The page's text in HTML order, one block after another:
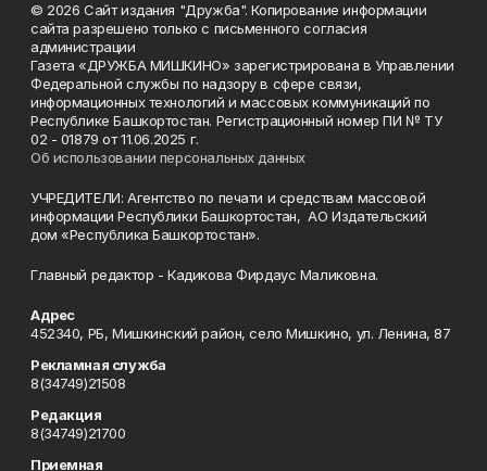
© 2026 Сайт издания "Дружба". Копирование информации
сайта разрешено только с письменного согласия
администрации
Газета «ДРУЖБА МИШКИНО» зарегистрирована в Управлении
Федеральной службы по надзору в сфере связи,
информационных технологий и массовых коммуникаций по
Республике Башкортостан. Регистрационный номер ПИ № ТУ
02 - 01879 от 11.06.2025 г.
Об использовании персональных данных
УЧРЕДИТЕЛИ: Агентство по печати и средствам массовой
информации Республики Башкортостан, АО Издательский
дом «Республика Башкортостан».
Главный редактор - Кадикова Фирдаус Маликовна.
Адрес
452340, РБ, Мишкинский район, село Мишкино, ул. Ленина, 87
Рекламная служба
8(34749)21508
Редакция
8(34749)21700
Приемная